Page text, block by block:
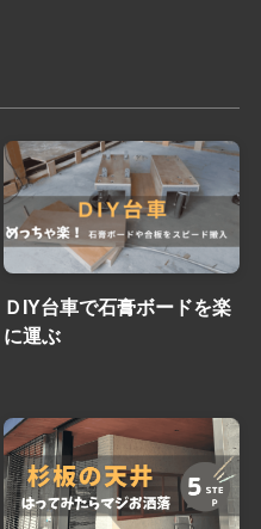
ＤIY台車で石膏ボードを楽
に運ぶ